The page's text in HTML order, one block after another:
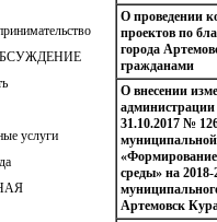
услуги
О проведении
проектов по
города
гражданами
О внесении
администрации
31.10.2017 №
среды» на
Артемовск